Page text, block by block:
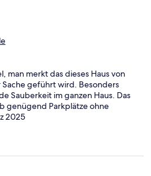
man merkt das dieses Haus von
Sache geführt wird. Besonders
Sauberkeit im ganzen Haus. Das
genügend Parkplätze ohne
2025